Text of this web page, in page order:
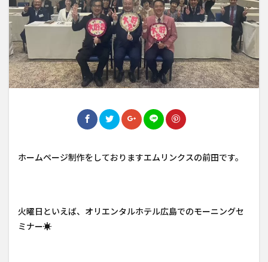
ホームページ制作をしておりますエムリンクスの前田です。
火曜日といえば、オリエンタルホテル広島でのモーニングセ
ミナー☀